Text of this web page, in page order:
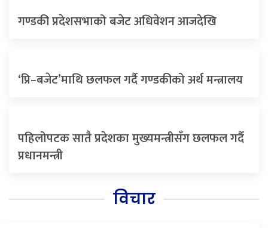
गण्डकी प्रदेशसभाको बजेट अधिवेशन आजदेखि
‘प्रि–बजेट’माथि छलफल गर्दै गण्डकीको अर्थ मन्त्रालय
पहिलोपटक सातै प्रदेशका मुख्यमन्त्रीसँग छलफल गर्दै
प्रधानमन्त्री
विचार